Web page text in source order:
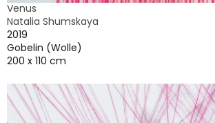
Venus
Natalia Shumskaya
2019
Gobelin (Wolle)
200 x 110 cm